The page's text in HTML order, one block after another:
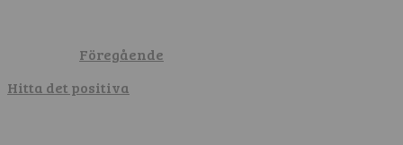
Föregående
Hitta det positiva